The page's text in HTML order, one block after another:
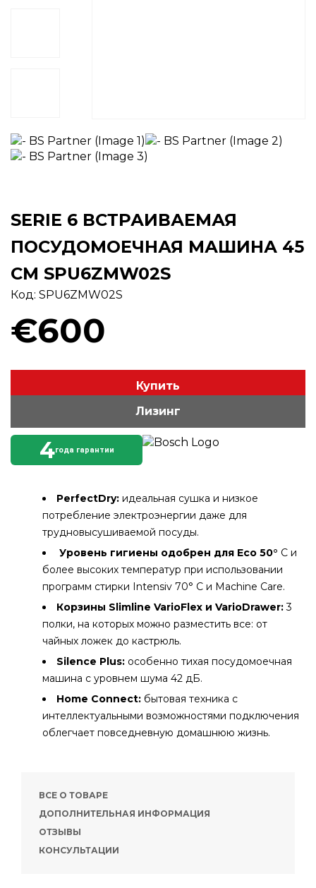
SERIE 6 ВСТРАИВАЕМАЯ
ПОСУДОМОЕЧНАЯ МАШИНА 45
СМ SPU6ZMW02S
Код: SPU6ZMW02S
€600
Купить
4года гарантии
Лизинг
PerfectDry: идеальная сушка и низкое
потребление электроэнергии даже для
трудновысушиваемой посуды.
Уровень гигиены одобрен для Eco 50° C и
более высоких температур при использовании
программ стирки Intensiv 70° C и Machine Care.
Корзины Slimline VarioFlex и VarioDrawer:3
полки, на которых можно разместить все: от
чайных ложек до кастрюль.
Silence Plus: особенно тихая посудомоечная
машина с уровнем шума 42 дБ.
Home Connect: бытовая техника с
интеллектуальными возможностями подключения
облегчает повседневную домашнюю жизнь.
ВСЕ О ТОВАРЕ
ДОПОЛНИТЕЛЬНАЯ ИНФОРМАЦИЯ
ОТЗЫВЫ
КОНСУЛЬТАЦИИ